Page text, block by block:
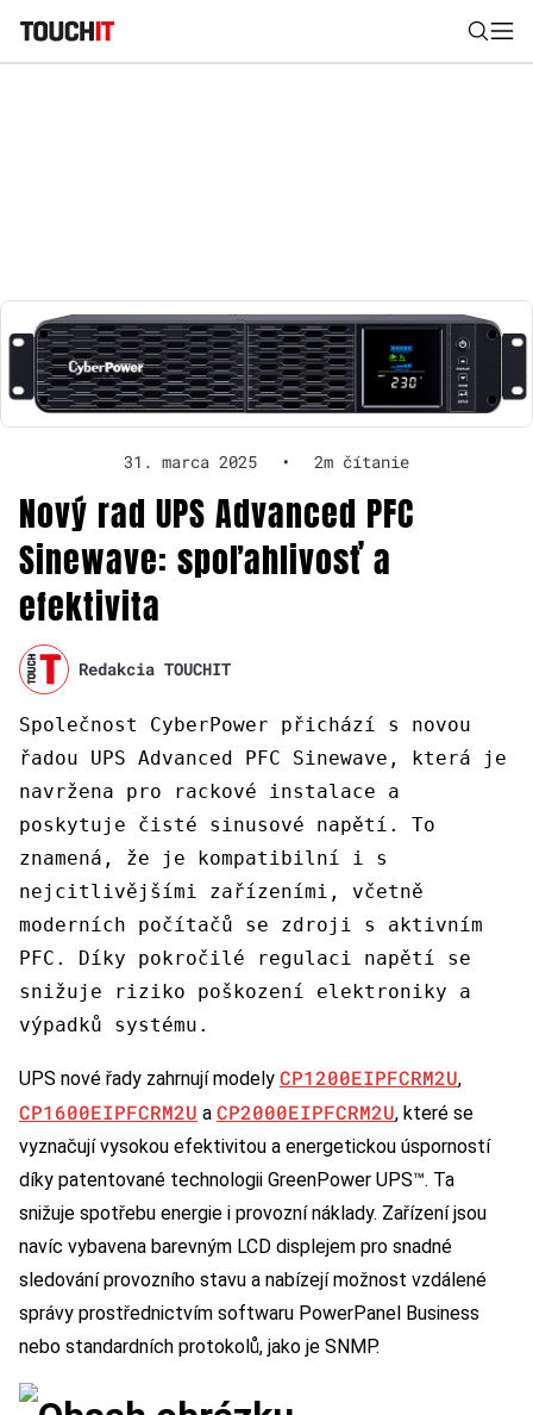
Zadajte frázu pre vyhľadanie
31. marca 2025 • 2m čítanie
Nový rad UPS Advanced PFC
Sinewave: spoľahlivosť a
efektivita
Redakcia TOUCHIT
Společnost CyberPower přichází s novou
řadou UPS Advanced PFC Sinewave, která je
navržena pro rackové instalace a
poskytuje čisté sinusové napětí. To
znamená, že je kompatibilní i s
nejcitlivějšími zařízeními, včetně
moderních počítačů se zdroji s aktivním
PFC. Díky pokročilé regulaci napětí se
snižuje riziko poškození elektroniky a
výpadků systému.
UPS nové řady zahrnují modely CP1200EIPFCRM2U,
CP1600EIPFCRM2U a CP2000EIPFCRM2U, které se
vyznačují vysokou efektivitou a energetickou úsporností
díky patentované technologii GreenPower UPS™. Ta
snižuje spotřebu energie i provozní náklady. Zařízení jsou
navíc vybavena barevným LCD displejem pro snadné
sledování provozního stavu a nabízejí možnost vzdálené
správy prostřednictvím softwaru PowerPanel Business
nebo standardních protokolů, jako je SNMP.